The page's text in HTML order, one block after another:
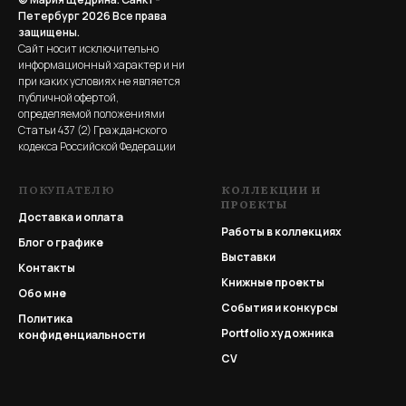
Петербург 2026Все права
защищены.
Сайт носит исключительно
информационный характер и ни
при каких условиях не является
публичной офертой,
определяемой положениями
Статьи 437 (2) Гражданского
кодекса Российской Федерации
ПОКУПАТЕЛЮ
Доставка и оплата
Блог о графике
Контакты
Обо мне
Политика
конфиденциальности
КОЛЛЕКЦИИ И
ПРОЕКТЫ
Работы в коллекциях
Выставки
Книжные проекты
События и конкурсы
Portfolioхудожника
CV